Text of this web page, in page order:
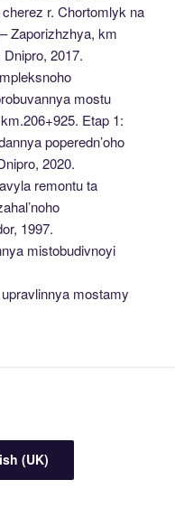
r. Chortomlyk na
Zaporizhzhya, km
2017.
mostu
Etap 1:
poperedn’oho
2020.
remontu ta
1997.
mistobudivnoyi
mostamy